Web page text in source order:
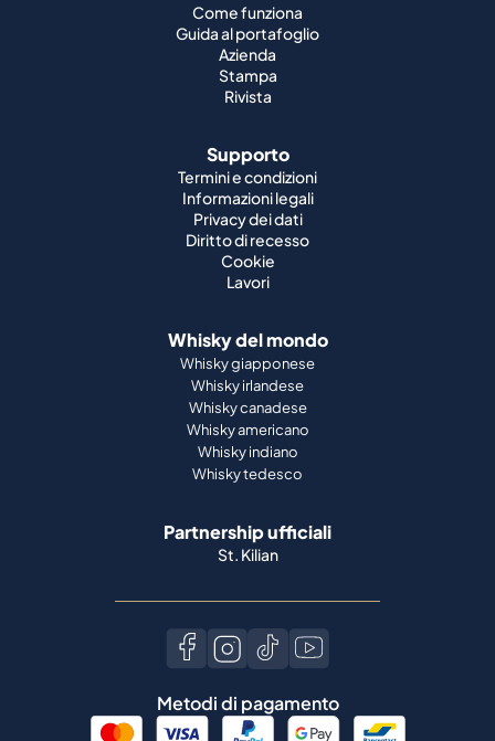
Come funziona
Guida al portafoglio
Azienda
Stampa
Rivista
Supporto
Termini e condizioni
Informazioni legali
Privacy dei dati
Diritto di recesso
Cookie
Lavori
Whisky del mondo
Whisky giapponese
Whisky irlandese
Whisky canadese
Whisky americano
Whisky indiano
Whisky tedesco
Partnership ufficiali
St. Kilian
Metodi di pagamento